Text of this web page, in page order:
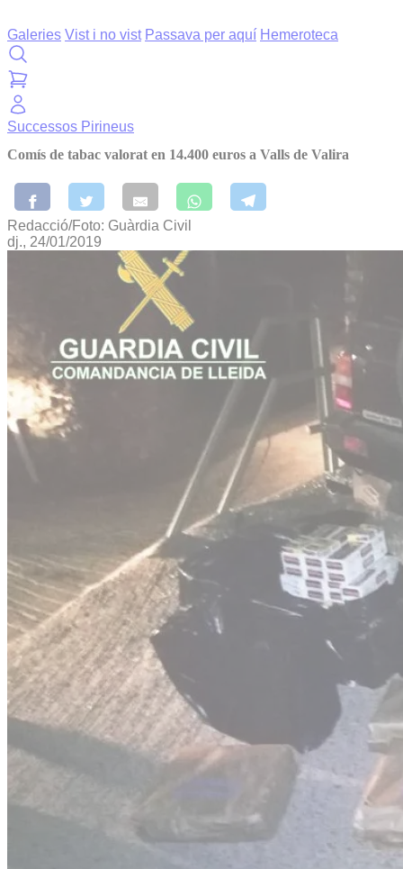
Galeries Vist i no vist Passava per aquí Hemeroteca
Successos Pirineus
Comís de tabac valorat en 14.400 euros a Valls de Valira
Redacció/Foto: Guàrdia Civil
dj., 24/01/2019